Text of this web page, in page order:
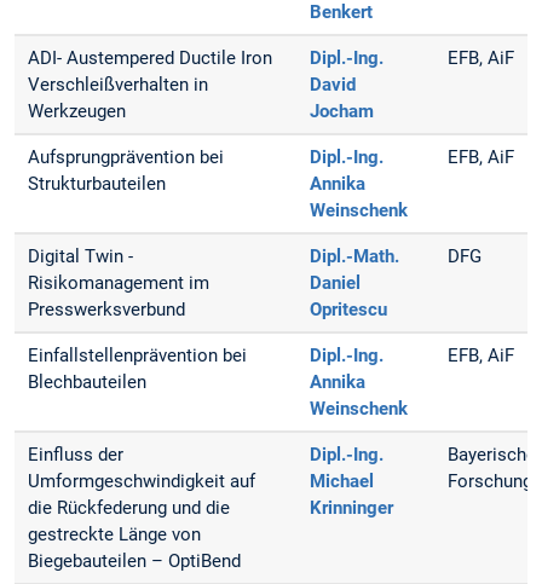
Benkert
ADI- Austempered Ductile Iron
Verschleißverhalten in
Werkzeugen
Dipl.-Ing.
David
Jocham
EFB, AiF
Aufsprungprävention bei
Strukturbauteilen
Dipl.-Ing.
Annika
Weinschenk
EFB, AiF
Digital Twin -
Risikomanagement im
Presswerksverbund
Dipl.-Math.
Daniel
Opritescu
DFG
Einfallstellenprävention bei
Blechbauteilen
Dipl.-Ing.
Annika
Weinschenk
EFB, AiF
Einfluss der
Umformgeschwindigkeit auf
die Rückfederung und die
gestreckte Länge von
Biegebauteilen – OptiBend
Dipl.-Ing.
Michael
Krinninger
Bayerische